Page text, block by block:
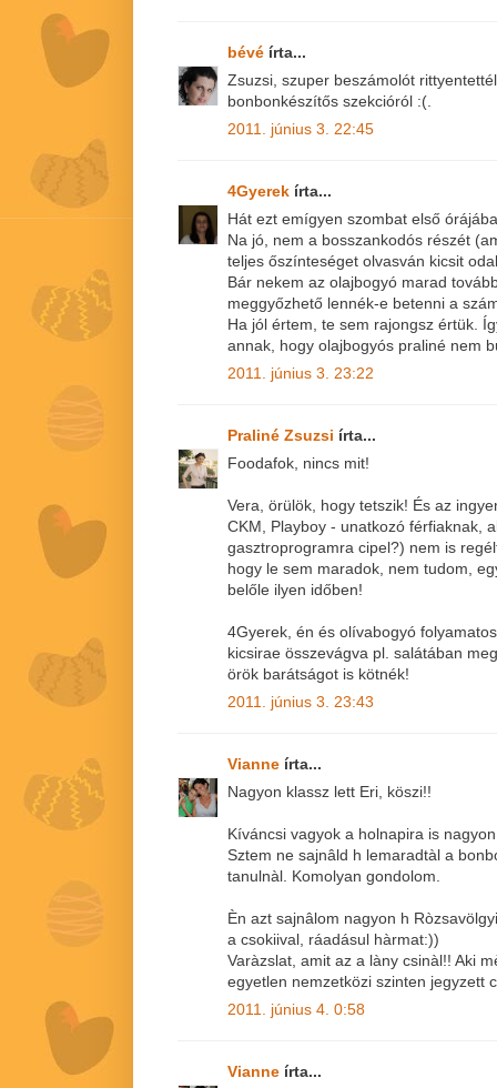
bévé írta...
Zsuzsi, szuper beszámolót
bonbonkészítős szekcióról :(.
2011. június 3. 22:45
4Gyerek írta...
Hát ezt emígyen szombat első
Na jó, nem a bosszankodós részét
teljes őszínteséget olvasván kicsit
Bár nekem az olajbogyó marad
meggyőzhető lennék-e betenni a
Ha jól értem, te sem rajongsz értük.
annak, hogy olajbogyós praliné nem
2011. június 3. 23:22
Praliné Zsuzsi írta...
Foodafok, nincs mit!
Vera, örülök, hogy tetszik! És az
CKM, Playboy - unatkozó férfiaknak,
gasztroprogramra cipel?) nem is
hogy le sem maradok, nem tudom,
belőle ilyen időben!
4Gyerek, én és olívabogyó
kicsirae összevágva pl. salátában
örök barátságot is kötnék!
2011. június 3. 23:43
Vianne írta...
Nagyon klassz lett Eri, köszi!!
Kíváncsi vagyok a holnapira is
Sztem ne sajnâld h lemaradtàl a
tanulnàl. Komolyan gondolom.
Èn azt sajnâlom nagyon h
a csokiival, ráadásul hàrmat:))
Varàzslat, amit az a làny csinàl!! Aki
egyetlen nemzetközi szinten jegyzett
2011. június 4. 0:58
Vianne írta...